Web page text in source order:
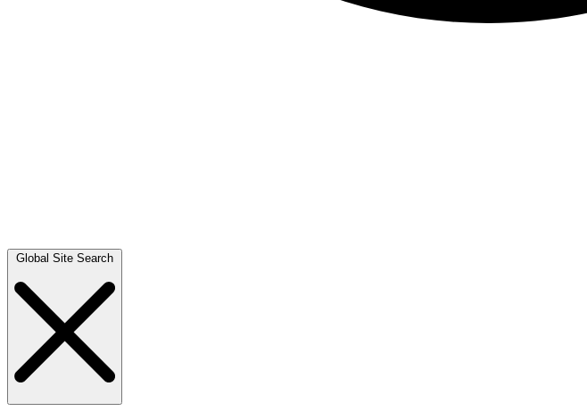
Global Site Search